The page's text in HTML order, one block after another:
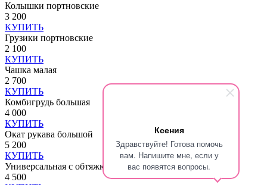
Ксения
Здравствуйте! Готова помочь
вам. Напишите мне, если у
вас появятся вопросы.
Колышки портновские
3 200
КУПИТЬ
Грузики портновские
2 100
КУПИТЬ
Чашка малая
2 700
КУПИТЬ
Комбигрудь большая
4 000
КУПИТЬ
Окат рукава большой
5 200
КУПИТЬ
Универсальная с обтяжкой
4 500